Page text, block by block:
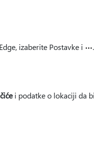
izaberite Postavke i .
i podatke o lokaciji da